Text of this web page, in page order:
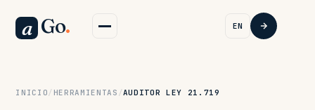
a Go. EN
INICIO / HERRAMIENTAS /AUDITOR LEY 21.719